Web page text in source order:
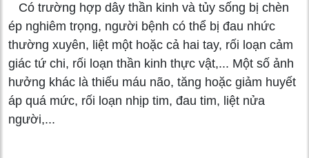
Có trường hợp dây thần kinh và tủy sống bị chèn
ép nghiêm trọng, người bệnh có thể bị đau nhức
thường xuyên, liệt một hoặc cả hai tay, rối loạn cảm
giác tứ chi, rối loạn thần kinh thực vật,... Một số ảnh
hưởng khác là thiếu máu não, tăng hoặc giảm huyết
áp quá mức, rối loạn nhịp tim, đau tim, liệt nửa
người,...